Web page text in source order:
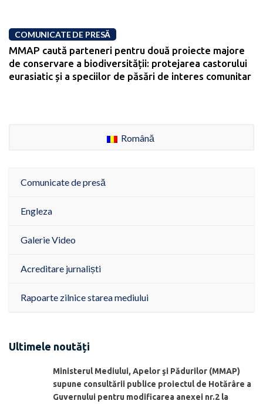
COMUNICATE DE PRESĂ
MMAP caută parteneri pentru două proiecte majore
de conservare a biodiversității: protejarea castorului
eurasiatic și a speciilor de păsări de interes comunitar
Română
Comunicate de presă
Engleza
Galerie Video
Acreditare jurnaliști
Rapoarte zilnice starea mediului
Ultimele noutăți
Ministerul Mediului, Apelor şi Pădurilor (MMAP)
supune consultării publice proiectul de Hotărâre a
Guvernului pentru modificarea anexei nr.2 la